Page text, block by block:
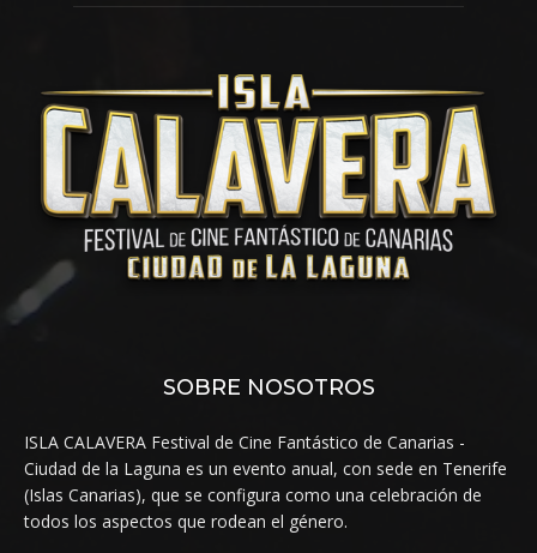
SOBRE NOSOTROS
ISLA CALAVERA Festival de Cine Fantástico de Canarias -
Ciudad de la Laguna es un evento anual, con sede en Tenerife
(Islas Canarias), que se configura como una celebración de
todos los aspectos que rodean el género.